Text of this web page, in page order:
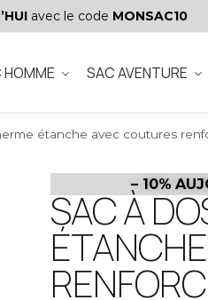
avec le code MONSAC10
HOMME SAC AVENTURE
étanche avec coutures
– 10%
SAC À